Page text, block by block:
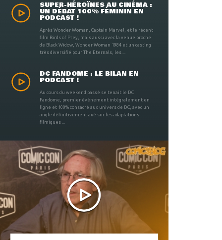
SUPER-HÉROÏNES AU CINÉMA :
UN DÉBAT 100% FÉMININ EN
PODCAST !
Après Wonder Woman, Captain Marvel, et le récent
film Birds of Prey, mais aussi avec la venue proche
de Black Widow, Wonder Woman 1984 et un casting
très diversifié pour The Eternals, les ...
DC FANDOME : LE BILAN EN
PODCAST !
Au cours du weekend passé se tenait le DC
Fandome, premier évènement intégralement en
ligne et 100% consacré aux univers de DC, avec un
angle définitivement axé sur les adaptations
filmiques ...